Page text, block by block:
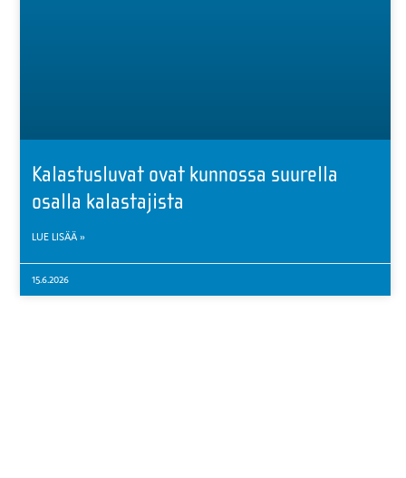
Kalastusluvat ovat kunnossa suurella
osalla kalastajista
LUE LISÄÄ »
15.6.2026